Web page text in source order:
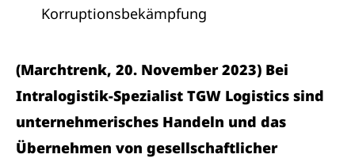
Korruptionsbekämpfung
(Marchtrenk, 20. November 2023) Bei
Intralogistik-Spezialist TGW Logistics sind
unternehmerisches Handeln und das
Übernehmen von gesellschaftlicher